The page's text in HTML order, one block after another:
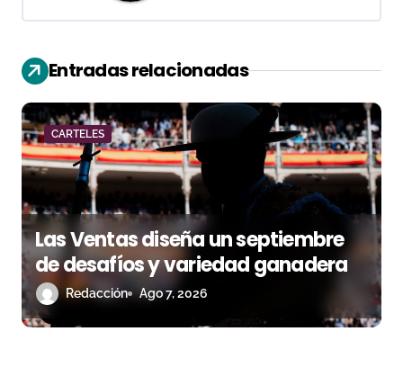
c
i
ó
n
d
e
e
n
t
Entradas relacionadas
CARTELES
Las Ventas diseña un septiembre
de desafíos y variedad ganadera
Redacción Ago 7, 2026